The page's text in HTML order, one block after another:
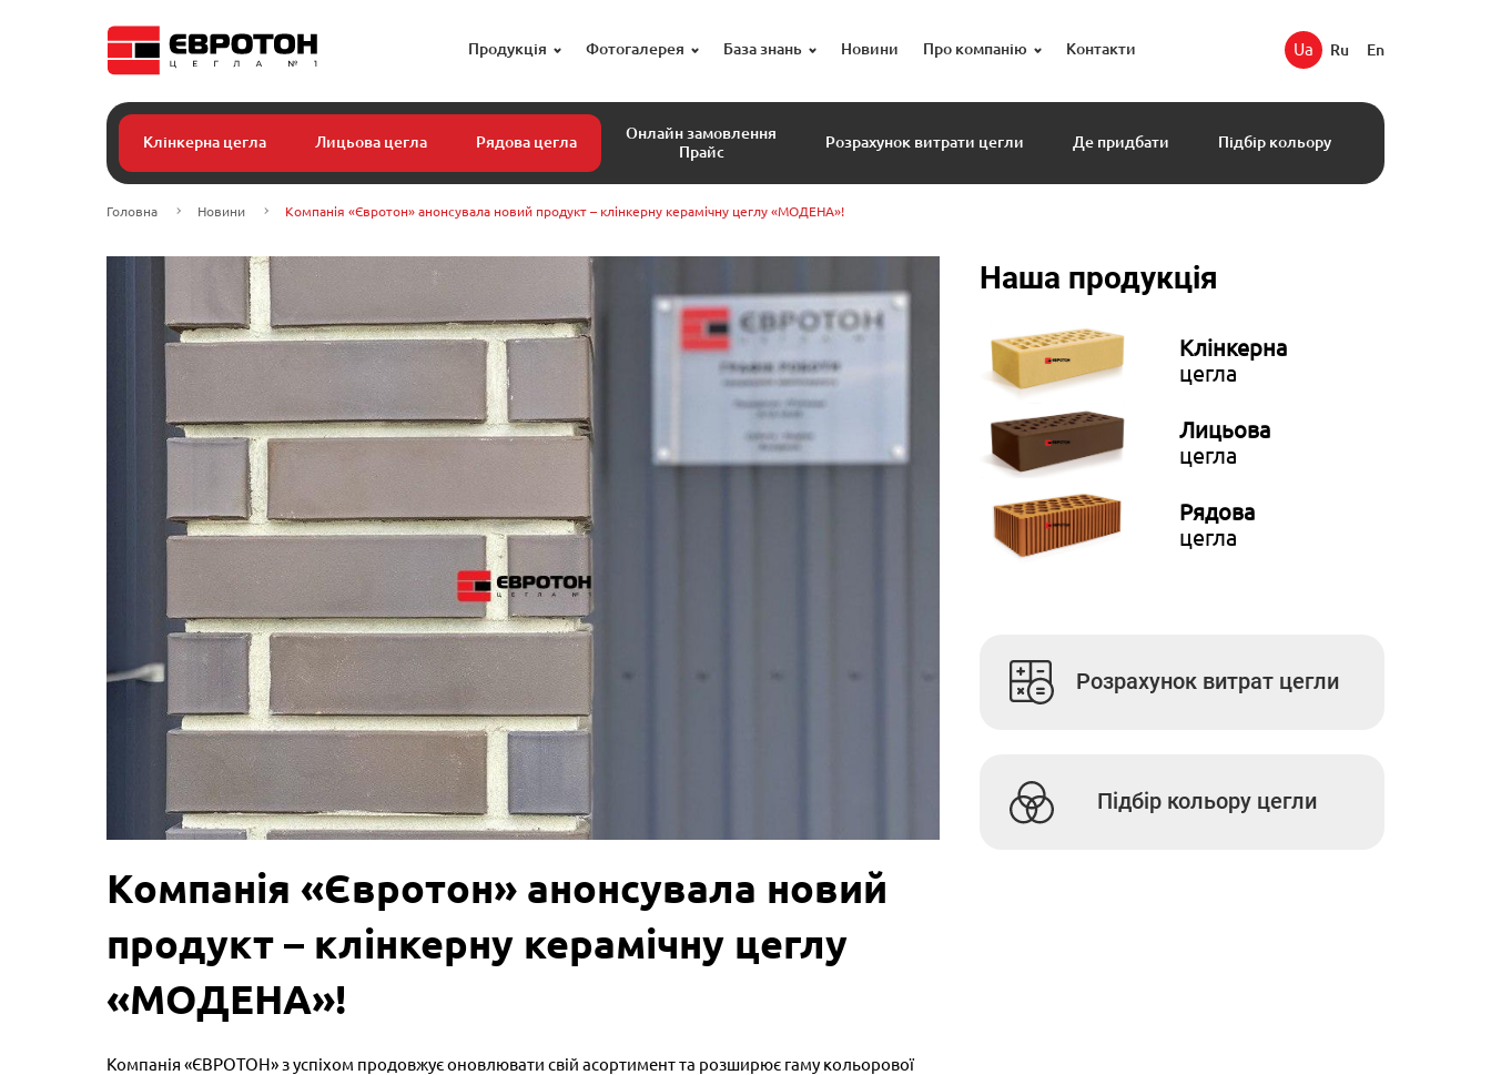
Продукція Фотогалерея База знань Новини Про компанію Контакти Ua Ru En
Клінкерна цегла Лицьова цегла Рядова цегла
Онлайн замовлення
Прайс
Розрахунок витрати цегли Де придбати Підбір кольору
Головна Новини Компанія «Євротон» анонсувала новий продукт – клінкерну керамічну цеглу «МОДЕНА»!
Компанія «Євротон» анонсувала новий
продукт – клінкерну керамічну цеглу
«МОДЕНА»!
Компанія «ЄВРОТОН» з успіхом продовжує оновлювати свій асортимент та розширює гаму кольорової
Наша продукція
Клінкерна
цегла
Лицьова
цегла
Рядова
цегла
Розрахунок витрат цегли
Підбір кольору цегли